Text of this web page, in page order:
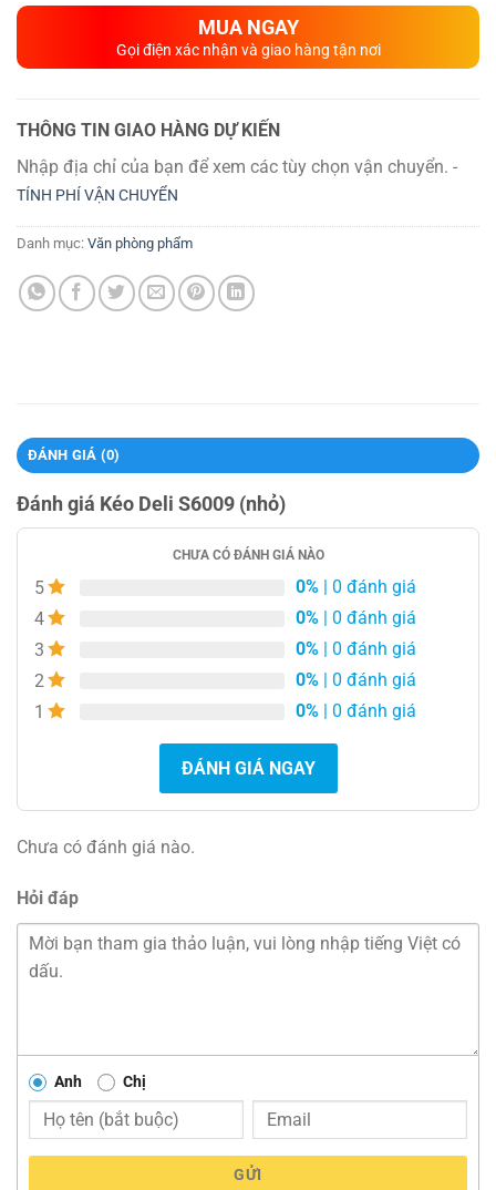
MUA NGAY
Gọi điện xác nhận và giao hàng tận nơi
THÔNG TIN GIAO HÀNG DỰ KIẾN
Nhập địa chỉ của bạn để xem các tùy chọn vận chuyển. -
TÍNH PHÍ VẬN CHUYỂN
Danh mục: Văn phòng phẩm
ĐÁNH GIÁ (0)
Đánh giá Kéo Deli S6009 (nhỏ)
CHƯA CÓ ĐÁNH GIÁ NÀO
5 0% | 0 đánh giá
4
0% | 0 đánh giá
3
0% | 0 đánh giá
2
0% | 0 đánh giá
1
0% | 0 đánh giá
ĐÁNH GIÁ NGAY
Chưa có đánh giá nào.
Hỏi đáp
Anh Chị
GỬI